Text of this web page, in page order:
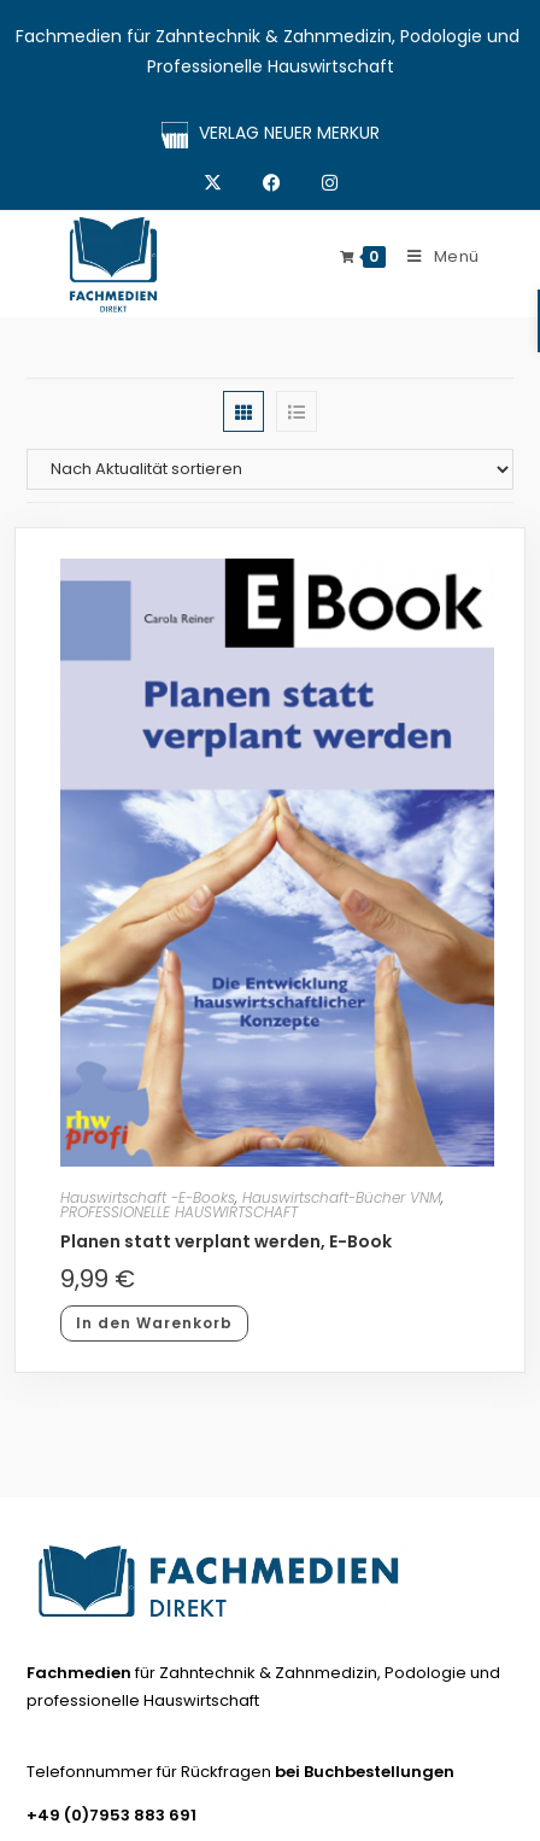
Fachmedien für Zahntechnik & Zahnmedizin, Podologie und
Professionelle Hauswirtschaft
VERLAG NEUER MERKUR
0 Menü
Hauswirtschaft -E-Books, Hauswirtschaft-Bücher VNM,
PROFESSIONELLE HAUSWIRTSCHAFT
Planen statt verplant werden, E-Book
9,99 €
In den Warenkorb
Fachmedienfür Zahntechnik & Zahnmedizin, Podologie und
professionelle Hauswirtschaft
Telefonnummer für Rückfragen bei Buchbestellungen
+49 (0)7953 883 691